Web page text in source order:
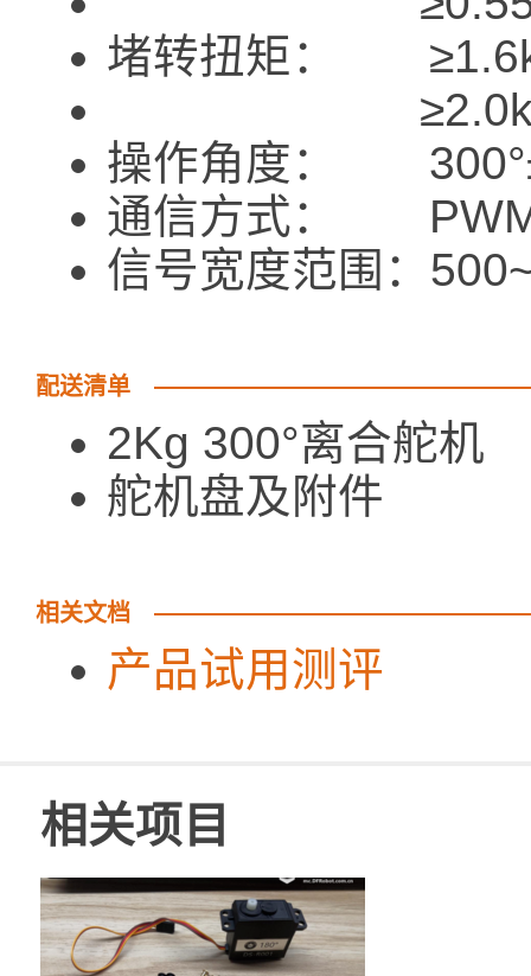
堵转扭矩：
操作角度：
通信方式：
信号宽度范围：
配送清单
2Kg 300°离合舵
舵机盘及附
相关文档
产品试用测评
相关项目